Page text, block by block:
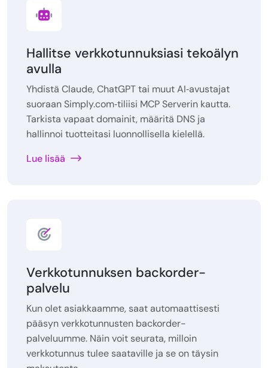
Hallitse verkkotunnuksiasi tekoälyn
avulla
Yhdistä Claude, ChatGPT tai muut AI‑avustajat
suoraan Simply.com‑tiliisi MCP Serverin kautta.
Tarkista vapaat domainit, määritä DNS ja
hallinnoi tuotteitasi luonnollisella kielellä.
Lue lisää
Verkkotunnuksen backorder-
palvelu
Kun olet asiakkaamme, saat automaattisesti
pääsyn verkkotunnusten backorder-
palveluumme. Näin voit seurata, milloin
verkkotunnus tulee saataville ja se on täysin